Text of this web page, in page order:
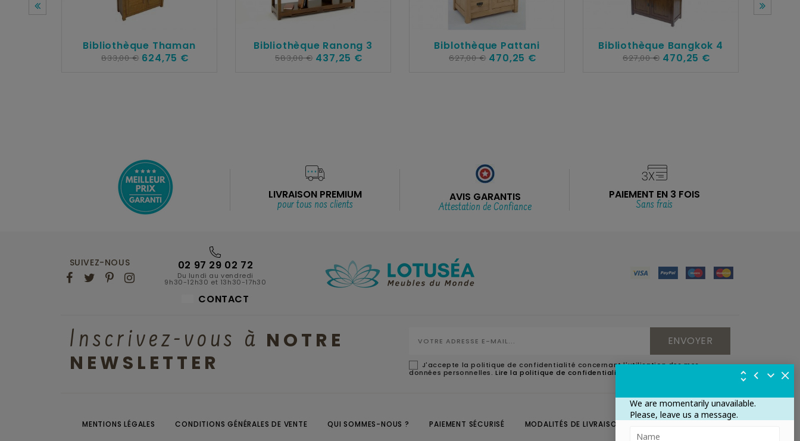
Bibliothèque Thaman
833,00 € 624,75 €
Bibliothèque Ranong 3
583,00 € 437,25 €
Biblothèque Pattani
627,00 € 470,25 €
Bibliothèque Bangkok 4
627,00 € 470,25 €
LIVRAISON PREMIUM
pour tous nos clients
AVIS GARANTIS
Attestation de Confiance
PAIEMENT EN 3 FOIS
Sans frais
Inscrivez-vous à NOTRE
NEWSLETTER
J'accepte la politique de confidentialité concernant l'utilisation des mes
données personnelles.Lire la politique de confidentialité
SUIVEZ-NOUS 02 97 29 02 72
Du lundi au vendredi
9h30-12h30 et 13h30-17h30
CONTACT
MENTIONS LÉGALES CONDITIONS GÉNÉRALES DE VENTE QUI SOMMES-NOUS ? PAIEMENT SÉCURISÉ MODALITÉS DE LIVRAISON
We are momentarily unavailable.
Please, leave us a message.